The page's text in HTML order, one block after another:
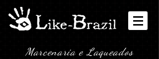
Marcenaria e Laqueados